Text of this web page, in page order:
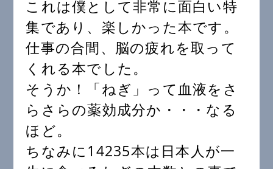
これは僕として非常に面白い特
集であり、楽しかった本です。
仕事の合間、脳の疲れを取って
くれる本でした。
そうか！「ねぎ」って血液をさ
らさらの薬効成分か・・・なる
ほど。
ちなみに14235本は日本人が一